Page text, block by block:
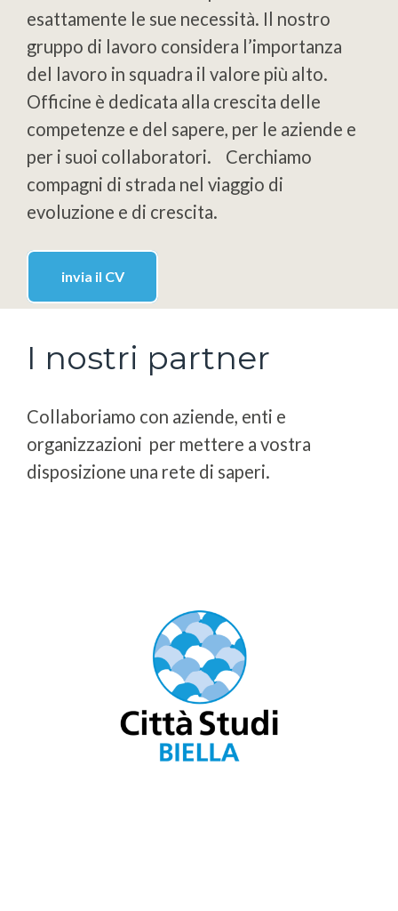
esattamente le sue necessità. Il nostro
gruppo di lavoro considera l’importanza
del lavoro in squadra il valore più alto.
Officine è dedicata alla crescita delle
competenze e del sapere, per le aziende e
per i suoi collaboratori. Cerchiamo
compagni di strada nel viaggio di
evoluzione e di crescita.
invia il CV
I nostri partner
Collaboriamo con aziende, enti e
organizzazioni per mettere a vostra
disposizione una rete di saperi.